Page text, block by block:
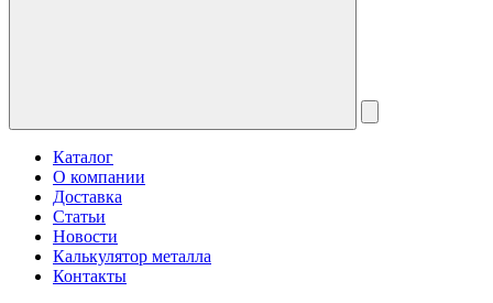
Каталог
О компании
Доставка
Статьи
Новости
Калькулятор металла
Контакты